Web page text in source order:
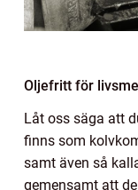
Oljefritt för
Låt oss säga att
finns som
samt även så
gemensamt att